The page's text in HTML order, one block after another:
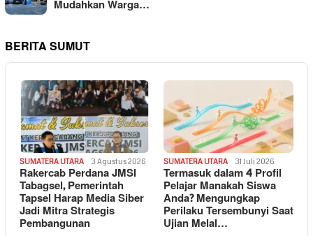
Mudahkan Warga…
BERITA SUMUT
SUMATERA UTARA 3 Agustus 2026
Rakercab Perdana JMSI
Tabagsel, Pemerintah
Tapsel Harap Media Siber
Jadi Mitra Strategis
Pembangunan
SUMATERA UTARA 31 Juli 2026
Termasuk dalam 4 Profil
Pelajar Manakah Siswa
Anda? Mengungkap
Perilaku Tersembunyi Saat
Ujian Melal…